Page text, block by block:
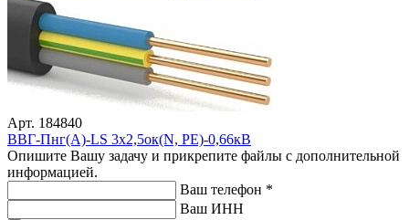
Арт. 184840
ВВГ-Пнг(А)-LS 3х2,5ок(N, PE)-0,66кВ
Опишите Вашу задачу и прикрепите файлы с дополнительной
информацией.
Ваш телефон *
Ваш ИНН